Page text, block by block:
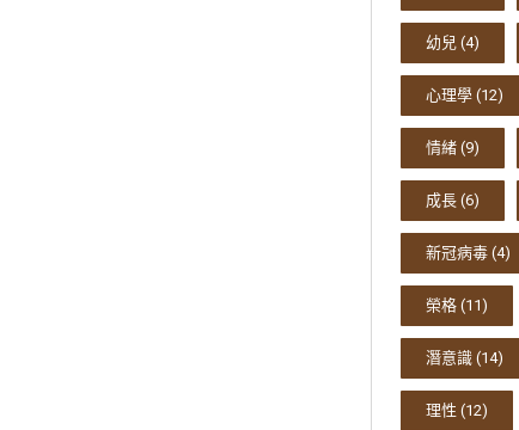
幼兒 (4)
心理學 (12)
情緒 (9)
成長 (6)
新冠病毒 (4)
榮格 (11)
潛意識 (14)
理性 (12)